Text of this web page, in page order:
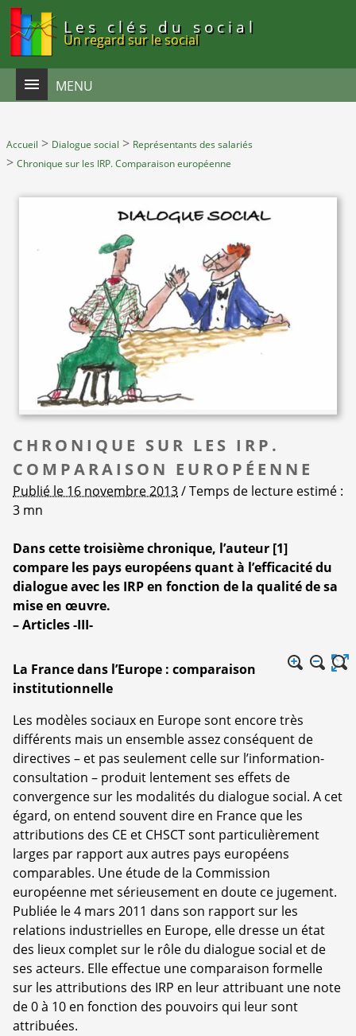
Les clés du social
Un regard sur le social
MENU
Accueil > Dialogue social > Représentants des salariés
> Chronique sur les IRP. Comparaison européenne
CHRONIQUE SUR LES IRP.
COMPARAISON EUROPÉENNE
Publié le 16 novembre 2013/ Temps de lecture estimé :
3 mn
Dans cette troisième chronique, l’auteur [1]
compare les pays européens quant à l’efficacité du
dialogue avec les IRP en fonction de la qualité de sa
mise en œuvre.
–Articles -III-
La France dans l’Europe : comparaison
institutionnelle
Les modèles sociaux en Europe sont encore très
différents mais un ensemble assez conséquent de
directives – et pas seulement celle sur l’information-
consultation – produit lentement ses effets de
convergence sur les modalités du dialogue social. A cet
égard, on entend souvent dire en France que les
attributions des CE et CHSCT sont particulièrement
larges par rapport aux autres pays européens
comparables. Une étude de la Commission
européenne met sérieusement en doute ce jugement.
Publiée le 4 mars 2011 dans son rapport sur les
relations industrielles en Europe, elle dresse un état
des lieux complet sur le rôle du dialogue social et de
ses acteurs. Elle effectue une comparaison formelle
sur les attributions des IRP en leur attribuant une note
de 0 à 10 en fonction des pouvoirs qui leur sont
attribuées.
Panneau de gestion des cookies